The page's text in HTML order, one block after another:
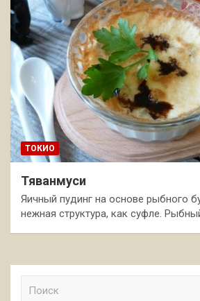
ТОКИО
Тяванмуси
Яичный пудинг на основе рыбного
нежная структура, как суфле.